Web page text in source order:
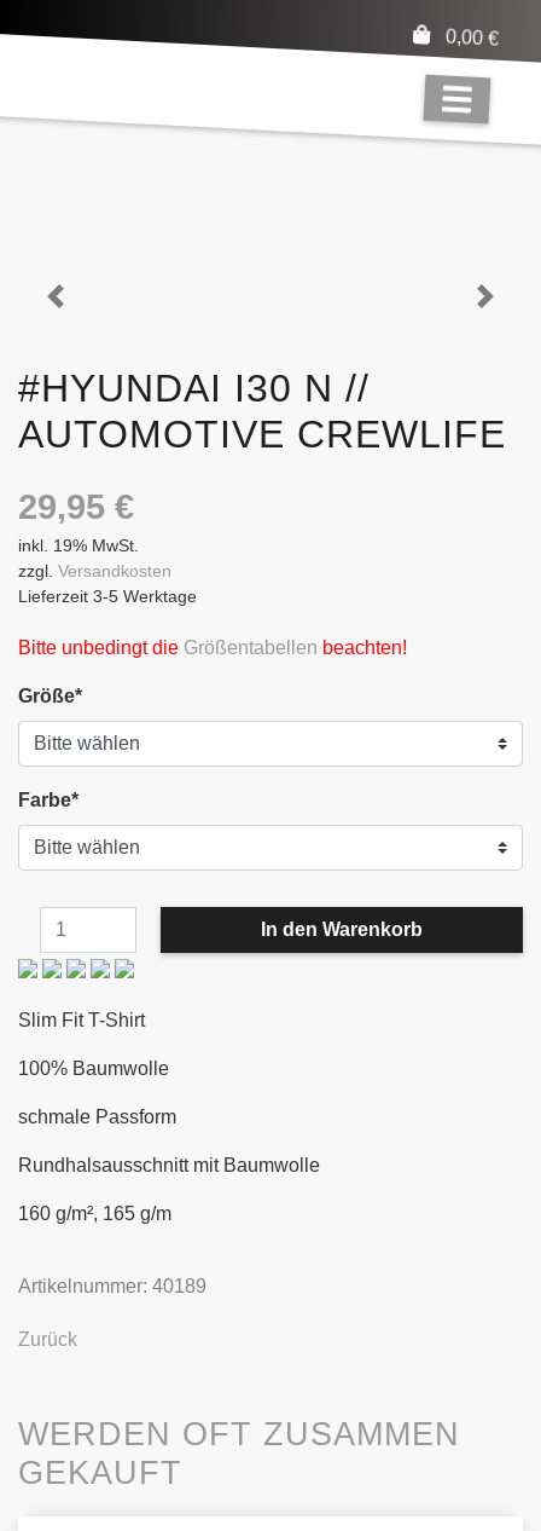
0,00€
Previous Next
#HYUNDAI I30 N //
AUTOMOTIVE CREWLIFE
29,95 €
inkl. 19% MwSt.
zzgl. Versandkosten
Lieferzeit 3-5 Werktage
Bitte unbedingt die Größentabellen beachten!
Größe*
Farbe*
Slim Fit T-Shirt
100% Baumwolle
schmale Passform
Rundhalsausschnitt mit Baumwolle
160 g/m², 165 g/m
Artikelnummer: 40189
Zurück
WERDEN OFT ZUSAMMEN
GEKAUFT